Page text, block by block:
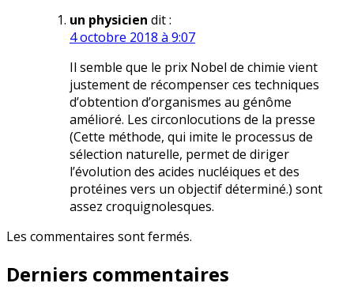
un physicien dit :
4 octobre 2018 à 9:07
Il semble que le prix Nobel de chimie vient
justement de récompenser ces techniques
d’obtention d’organismes au génôme
amélioré. Les circonlocutions de la presse
(Cette méthode, qui imite le processus de
sélection naturelle, permet de diriger
l’évolution des acides nucléiques et des
protéines vers un objectif déterminé.) sont
assez croquignolesques.
Les commentaires sont fermés.
Derniers commentaires